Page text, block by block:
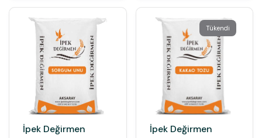
İpek Değirmen
Tükendi
İpek Değirmen